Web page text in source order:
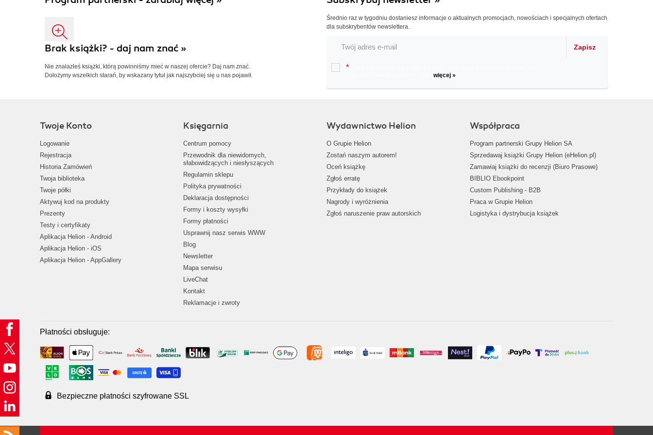
Brak książki? - daj nam znać »
Nie znalazłeś książki, którą powinniśmy mieć w naszej ofercie? Daj nam znać.
Dołożymy wszelkich starań, by wskazany tytuł jak najszybciej się u nas pojawił.
Średnio raz w tygodniu dostaniesz informacje o aktualnych promocjach, nowościach i specjalnych ofertach
dla subskrybentów newslettera.
Zapisz
*
więcej »
Twoje Konto
Logowanie
Rejestracja
Historia Zamówień
Twoja biblioteka
Twoje półki
Aktywuj kod na produkty
Prezenty
Testy i certyfikaty
Aplikacja Helion - Android
Aplikacja Helion - iOS
Aplikacja Helion - AppGallery
Księgarnia
Centrum pomocy
Przewodnik dla niewidomych,
słabowidzących i niesłyszących
Regulamin sklepu
Polityka prywatności
Deklaracja dostępności
Formy i koszty wysyłki
Formy płatności
Usprawnij nasz serwis WWW
Blog
Newsletter
Mapa serwisu
LiveChat
Kontakt
Reklamacje i zwroty
Wydawnictwo Helion
O Grupie Helion
Zostań naszym autorem!
Oceń książkę
Zgłoś erratę
Przykłady do książek
Nagrody i wyróżnienia
Zgłoś naruszenie praw autorskich
Współpraca
Program partnerski Grupy Helion SA
Sprzedawaj książki Grupy Helion (eHelion.pl)
Zamawiaj książki do recenzji (Biuro Prasowe)
BIBLIO Ebookpoint
Custom Publishing - B2B
Praca w Grupie Helion
Logistyka i dystrybucja książek
Płatności obsługuje:
Bezpieczne płatności szyfrowane SSL